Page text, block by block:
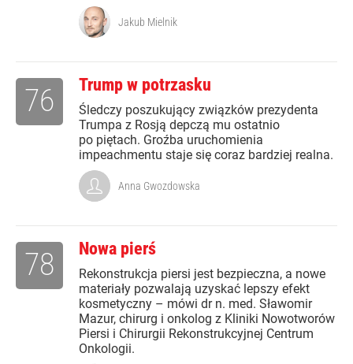
Jakub Mielnik
Trump w potrzasku
Śledczy poszukujący związków prezydenta
Trumpa z Rosją depczą mu ostatnio
po piętach. Groźba uruchomienia
impeachmentu staje się coraz bardziej realna.
76
Anna Gwozdowska
Nowa pierś
Rekonstrukcja piersi jest bezpieczna, a nowe
materiały pozwalają uzyskać lepszy efekt
kosmetyczny – mówi dr n. med. Sławomir
Mazur, chirurg i onkolog z Kliniki Nowotworów
Piersi i Chirurgii Rekonstrukcyjnej Centrum
Onkologii.
78